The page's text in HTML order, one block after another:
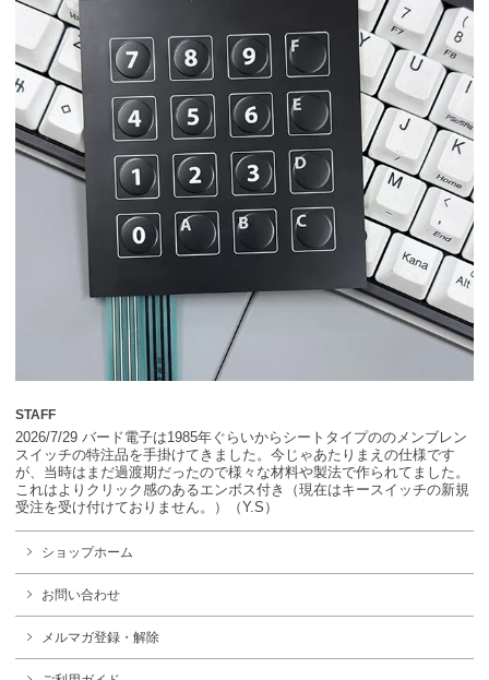
STAFF
2026/7/29 バード電子は1985年ぐらいからシートタイプののメンブレン
スイッチの特注品を手掛けてきました。今じゃあたりまえの仕様です
が、当時はまだ過渡期だったので様々な材料や製法で作られてました。
これはよりクリック感のあるエンボス付き（現在はキースイッチの新規
受注を受け付けておりません。）（Y.S）
ショップホーム
お問い合わせ
メルマガ登録・解除